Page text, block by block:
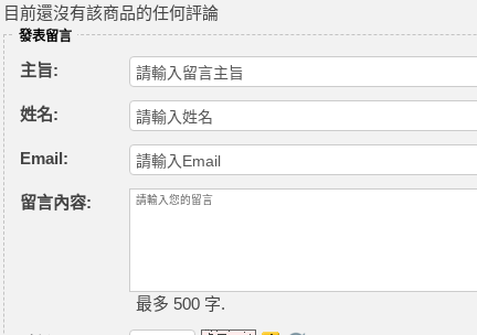
目前還沒有該商品的任何評論
發表留言
主旨:
姓名:
Email:
留言內容:
最多 500 字.